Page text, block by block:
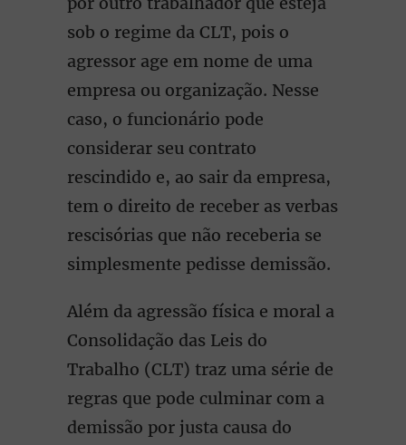
sob o regime da CLT, pois o
agressor age em nome de uma
empresa ou organização. Nesse
caso, o funcionário pode
considerar seu contrato
rescindido e, ao sair da empresa,
tem o direito de receber as verbas
rescisórias que não receberia se
simplesmente pedisse demissão.
Além da agressão física e moral a
Consolidação das Leis do
Trabalho (CLT) traz uma série de
regras que pode culminar com a
demissão por justa causa do